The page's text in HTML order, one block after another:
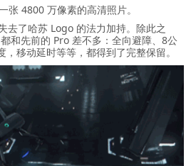
张 4800 万像素的高清照片。
了哈苏 Logo 的法力加持。除此之
和先前的 Pro 差不多：全向避障、8公
移动延时等等，都得到了完整保留。